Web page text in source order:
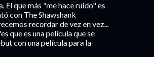
El que más "me hace ruido" es
con The Shawshank
recordar de vez en vez...
que es una película que se
con una película para la